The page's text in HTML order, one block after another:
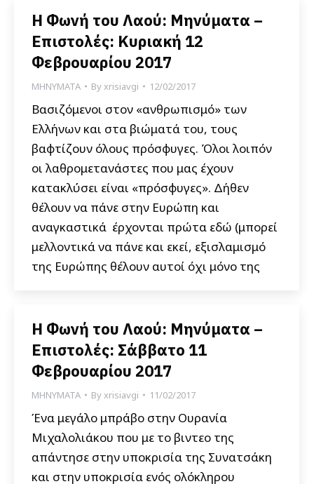
Η Φωνή του Λαού: Μηνύματα –
Επιστολές: Κυριακή 12
Φεβρουαρίου 2017
ΜΗΝΥΜΑΤΑ Byxrisiavgi 12/02/2017
Βασιζόμενοι στον «ανθρωπισμό» των
Ελλήνων και στα βιώματά του, τους
βαφτίζουν όλους πρόσφυγες. Όλοι λοιπόν
οι λαθρομετανάστες που μας έχουν
κατακλύσει είναι «πρόσφυγες». Δήθεν
θέλουν να πάνε στην Ευρώπη και
αναγκαστικά έρχονται πρώτα εδώ (μπορεί
μελλοντικά να πάνε και εκεί, εξισλαμισμό
της Ευρώπης θέλουν αυτοί όχι μόνο της
Η Φωνή του Λαού: Μηνύματα –
Επιστολές: Σάββατο 11
Φεβρουαρίου 2017
ΜΗΝΥΜΑΤΑ Byxrisiavgi 11/02/2017
Ένα μεγάλο μπράβο στην Ουρανία
Μιχαλολιάκου που με το βιντεο της
απάντησε στην υποκρισία της Συνατσάκη
και στην υποκρισία ενός ολόκληρου